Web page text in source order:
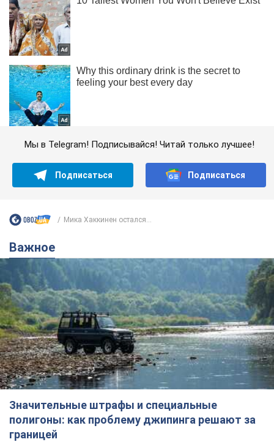
Мы в Telegram! Подписывайся! Читай только лучшее!
Подписаться Подписаться
Мика Хаккинен остался...
Важное
Значительные штрафы и специальные
полигоны: как проблему джипинга решают за
границей